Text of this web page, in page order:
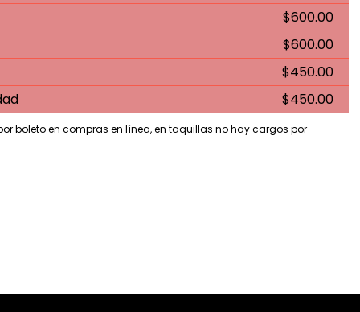
$600.00
$600.00
$450.00
$450.00
boleto en compras en línea, en taquillas no hay cargos por